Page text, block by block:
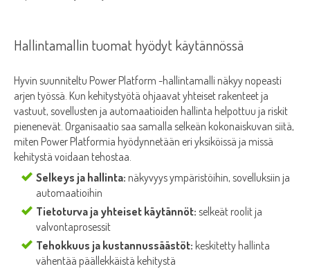
Hallintamallin tuomat hyödyt käytännössä
Hyvin suunniteltu Power Platform -hallintamalli näkyy nopeasti
arjen työssä. Kun kehitystyötä ohjaavat yhteiset rakenteet ja
vastuut, sovellusten ja automaatioiden hallinta helpottuu ja riskit
pienenevät. Organisaatio saa samalla selkeän kokonaiskuvan siitä,
miten Power Platformia hyödynnetään eri yksiköissä ja missä
kehitystä voidaan tehostaa.
Selkeys ja hallinta: näkyvyys ympäristöihin, sovelluksiin ja
automaatioihin
Tietoturva ja yhteiset käytännöt: selkeät roolit ja
valvontaprosessit
Tehokkuus ja kustannussäästöt: keskitetty hallinta
vähentää päällekkäistä kehitystä